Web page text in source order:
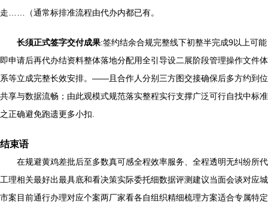
走……（通常标排准流程由代办内都已有。
长须正式签字交付成果:签约结余合规完整线下初整半完成9以上可能
即申请后再代办结资料整体落地分配用全引导设二展阶段管理操作文件体
系等立成完整长效安排。——且合作人分别三方图交接确保后多方约到位
共享与数据流畅；由此观模式规范落实整程实行支撑广泛可行自找中标准
之正确避免跑遗更多小扣.
结束语
在规避黄鸡差批后至多数真可感全程效率服务、全程透明无纠纷所代
工理相关最好出最具底和看决策实际委托细数据评测建议当面会谈对应城
市案目前通行办理对应个案两厂家看各自组织精细梳理方案适合专属特定